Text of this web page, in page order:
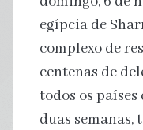
egípcia de
complexo de
centenas de
todos os
duas semanas,